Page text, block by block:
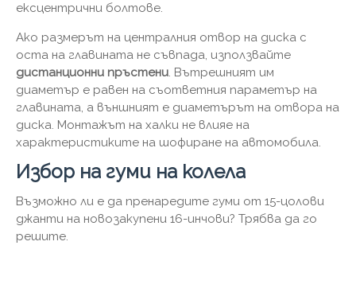
ексцентрични болтове.
Ако размерът на централния отвор на диска с
оста на главината не съвпада, използвайте
дистанционни пръстени. Вътрешният им
диаметър е равен на съответния параметър на
главината, а външният е диаметърът на отвора на
диска. Монтажът на халки не влияе на
характеристиките на шофиране на автомобила.
Избор на гуми на колела
Възможно ли е да пренаредите гуми от 15-цолови
джанти на новозакупени 16-инчови? Трябва да го
решите.